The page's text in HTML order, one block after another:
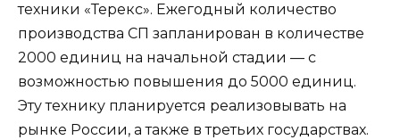
техники «Терекс». Ежегодный количество
производства СП запланирован в количестве
2000 единиц на начальной стадии — с
возможностью повышения до 5000 единиц.
Эту технику планируется реализовывать на
рынке России, а также в третьих государствах.